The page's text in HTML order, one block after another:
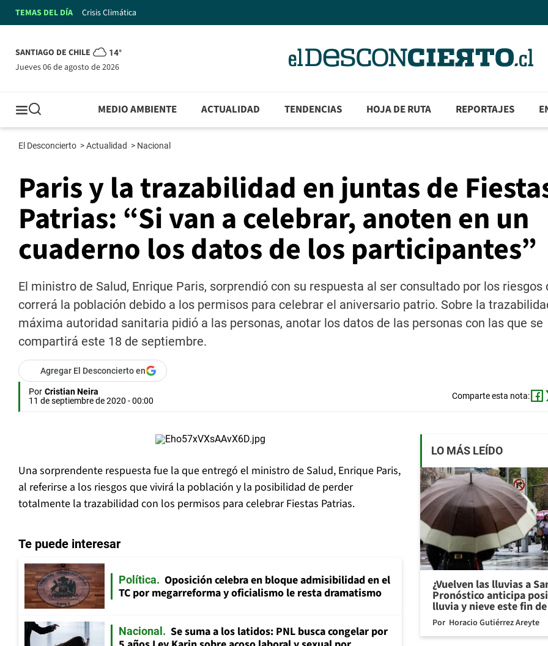
TEMAS DEL DÍA Crisis Climática
SANTIAGO DE CHILE 14°
jueves 06 de agosto de 2026
MEDIO AMBIENTE ACTUALIDAD TENDENCIAS HOJA DE RUTA REPORTAJES
El Desconcierto >Actualidad > Nacional
Paris y la trazabilidad en juntas de
Patrias: “Si van a celebrar, anoten en un
cuaderno los datos de los participantes”
El ministro de Salud, Enrique Paris, sorprendió con su respuesta al ser consultado por los riesgos
correrá la población debido a los permisos para celebrar el aniversario patrio. Sobre la
máxima autoridad sanitaria pidió a las personas, anotar los datos de las personas con las que se
compartirá este 18 de septiembre.
Agregar El Desconcierto en
Por Cristian Neira
11 de septiembre de 2020 - 00:00
Comparte esta nota:
Una sorprendente respuesta fue la que entregó el ministro de Salud, Enrique Paris,
al referirse a los riesgos que vivirá la población y la posibilidad de perder
totalmente la trazabilidad con los permisos para celebrar Fiestas Patrias.
Te puede interesar
Política
Oposición celebra en bloque admisibilidad en el
TC por megarreforma y oficialismo le resta dramatismo
Nacional
Se suma a los latidos: PNL busca congelar por
LO MÁS LEÍDO
¿Vuelven las lluvias a
Pronóstico anticipa
lluvia y nieve este fin
Por Horacio Gutiérrez Areyte